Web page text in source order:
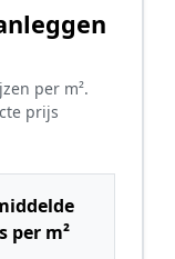
per m².
prijs
per m²